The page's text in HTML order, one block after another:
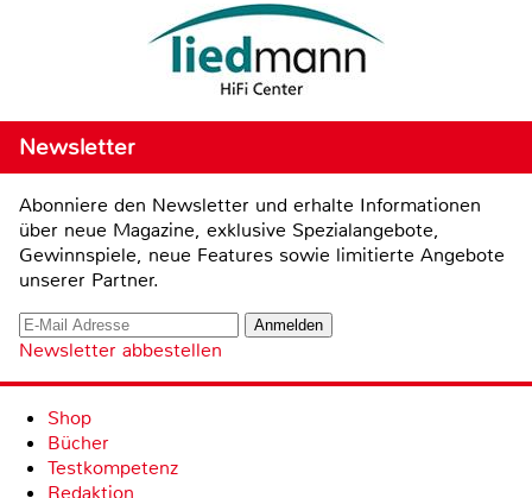
Newsletter
Abonniere den Newsletter und erhalte Informationen
über neue Magazine, exklusive Spezialangebote,
Gewinnspiele, neue Features sowie limitierte Angebote
unserer Partner.
Newsletter abbestellen
Shop
Bücher
Testkompetenz
Redaktion